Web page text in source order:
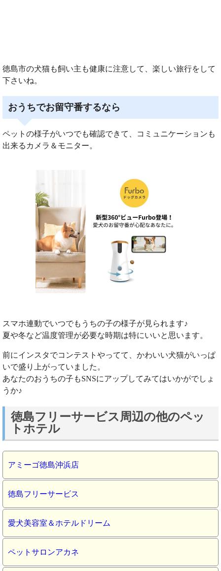
徳島市の犬猫も飼い主も健康に注意して、楽しい旅行をして
下さいね。
おうちでお留守番するなら
ペットの様子がいつでも確認できて、コミュニケーションも
出来るカメラ＆モニター。
スマホ連動でいつでもうちの子の様子が見られます♪
夏や冬など温度管理が必要な時期は特にいいと思います。
前にインスタでコンテストやってて、かわいい犬猫がいっぱ
いで盛り上がっていました。
あなたのおうちの子もSNSにアップしてみてはいかがでしょ
うか♪
徳島フリーサービス周辺の他のペッ
トホテル
アミーゴ徳島沖浜店
徳島フリーサービス
愛犬美容室＆ホテルドリーム
ペットサロンアカネ